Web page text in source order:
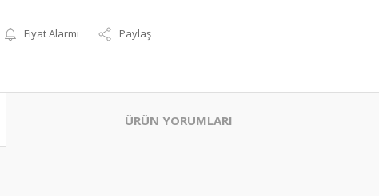
Fiyat Alarmı Paylaş
ÜRÜN YORUMLARI